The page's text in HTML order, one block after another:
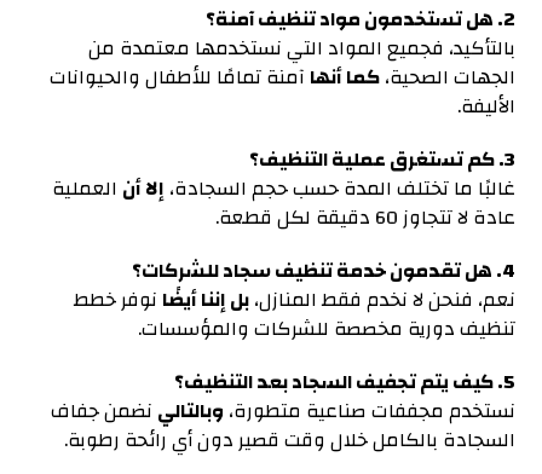
2. هل تستخدمون مواد تنظيف آمنة؟
بالتأكيد، فجميع المواد التي نستخدمها معتمدة من
الجهات الصحية،كما أنها آمنة تمامًا للأطفال والحيوانات
الأليفة.
3. كم تستغرق عملية التنظيف؟
غالبًا ما تختلف المدة حسب حجم السجادة،إلا أن العملية
عادة لا تتجاوز 60 دقيقة لكل قطعة.
4. هل تقدمون خدمة تنظيف سجاد للشركات؟
نعم، فنحن لا نخدم فقط المنازل،بل إننا أيضًا نوفر خطط
تنظيف دورية مخصصة للشركات والمؤسسات.
5. كيف يتم تجفيف السجاد بعد التنظيف؟
نستخدم مجففات صناعية متطورة، وبالتالي نضمن جفاف
السجادة بالكامل خلال وقت قصير دون أي رائحة رطوبة.